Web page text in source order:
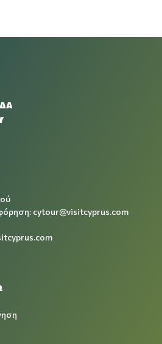
cytour@visitcyprus.com